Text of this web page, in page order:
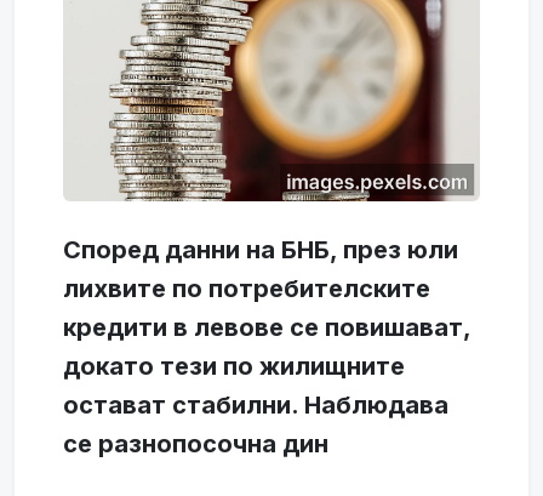
Според данни на БНБ, през юли
лихвите по потребителските
кредити в левове се повишават,
докато тези по жилищните
остават стабилни. Наблюдава
се разнопосочна дин